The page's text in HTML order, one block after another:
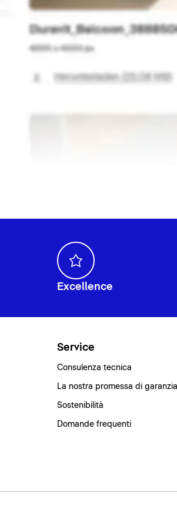
Excellence
Service
Consulenza tecnica
La nostra promessa di garanzia
Sostenibilità
Domande frequenti